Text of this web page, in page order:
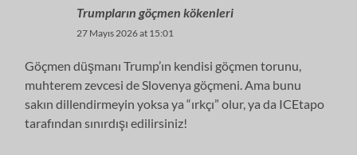
Trumpların göçmen kökenleri
27 Mayıs 2026 at 15:01
Göçmen düşmanı Trump’ın kendisi göçmen torunu,
muhterem zevcesi de Slovenya göçmeni. Ama bunu
sakın dillendirmeyin yoksa ya “ırkçı” olur, ya da ICEtapo
tarafından sınırdışı edilirsiniz!